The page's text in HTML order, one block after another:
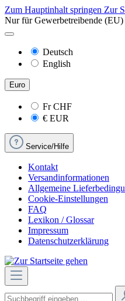
Zum Hauptinhalt springen Zur
Nur für Gewerbetreibende
Deutsch
English
Euro
FrCHF
€ EUR
Service/Hilfe
Kontakt
Versandinformationen
Allgemeine
Cookie-Einstellungen
FAQ
Lexikon / Glossar
Impressum
Datenschutzerklärung